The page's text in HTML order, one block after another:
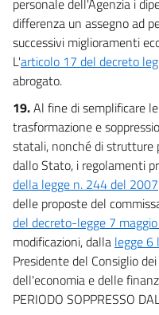
personale dell'Agenzia i
differenza un assegno ad
successivi miglioramenti
L'articolo 17 del decreto
abrogato.
19.Al fine di semplificare
trasformazione e
statali, nonché di strutture
dallo Stato, i regolamenti
della legge n. 244 del 2007
delle proposte del
del decreto-legge 7
modificazioni, dalla legge 6
Presidente del Consiglio
dell'economia e delle
PERIODO SOPPRESSO